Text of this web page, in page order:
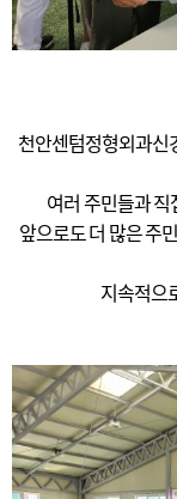
천안센텀정형외과신
여러 주민들과
앞으로도 더 많은 주
지속적으